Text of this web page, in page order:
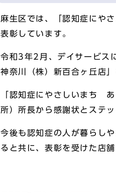
麻生区では、「認知症にや
表彰しています。
令和3年2月、デイサービス
神奈川（株）新百合ヶ丘店
「認知症にやさしいまち
所）所長から感謝状とステ
今後も認知症の人が暮らし
ると共に、表彰を受けた店